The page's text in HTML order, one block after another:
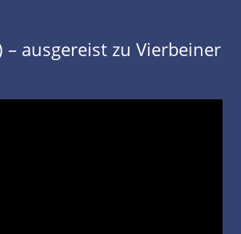
– ausgereist zu Vierbeiner